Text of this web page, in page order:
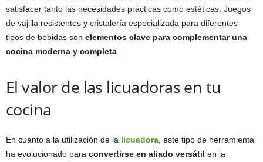
satisfacer tanto las necesidades prácticas como estéticas. Juegos
de vajilla resistentes y cristalería especializada para diferentes
tipos de bebidas son elementos clave para complementar una
cocina moderna y completa
El valor de las licuadoras en tu
cocina
En cuanto a la utilización de la licuadora , este tipo de herramienta
ha evolucionado para convertirse en aliado versátil en la